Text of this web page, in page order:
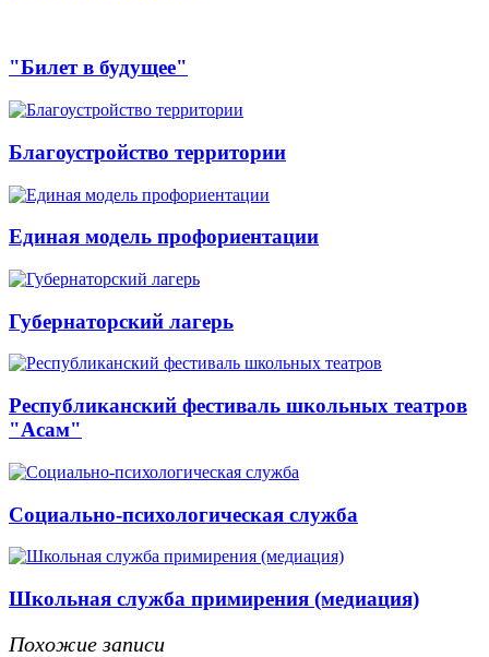
"Билет в будущее"
Благоустройство территории
Единая модель профориентации
Губернаторский лагерь
Республиканский фестиваль школьных театров
"Асам"
Социально-психологическая служба
Школьная служба примирения (медиация)
Похожие записи